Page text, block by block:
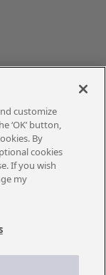
as novidades
customize
‘OK’ button,
By
cookies
If you wish
my